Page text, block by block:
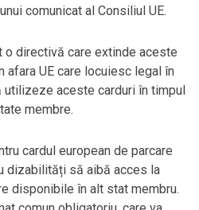
comunicat al Consiliul UE.
o directivă care extinde aceste
UE care locuiesc legal în
utilizeze aceste carduri în timpul
membre.
cardul european de parcare
dizabilități să aibă acces la
disponibile în alt stat membru.